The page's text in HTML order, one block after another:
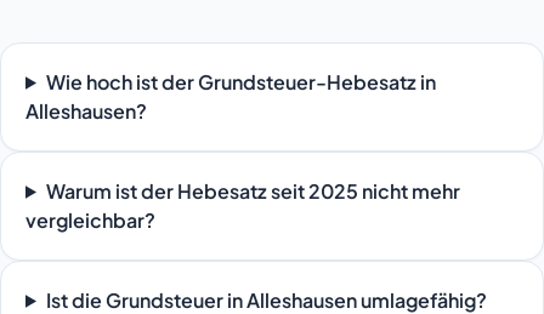
Wie hoch ist der Grundsteuer-Hebesatz in
Alleshausen?
Warum ist der Hebesatz seit 2025 nicht mehr
vergleichbar?
Ist die Grundsteuer in Alleshausen umlagefähig?